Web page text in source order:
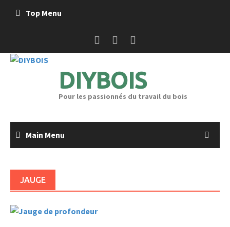
Top Menu
DIYBOIS
Pour les passionnés du travail du bois
Main Menu
JAUGE